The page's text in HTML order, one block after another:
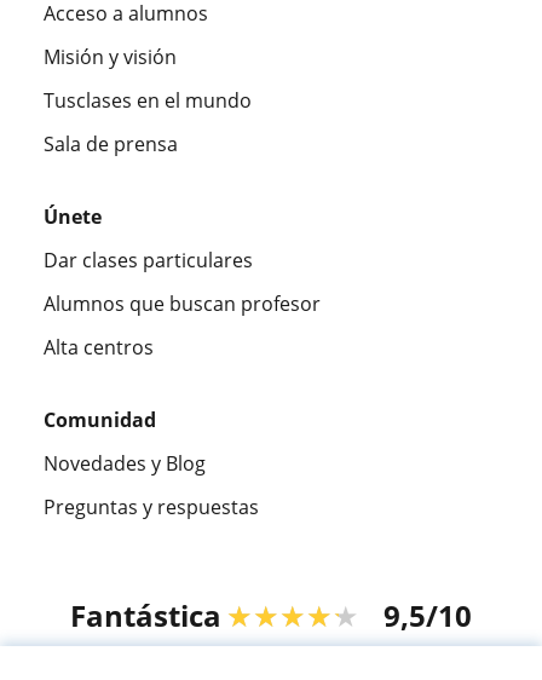
Acceso a alumnos
Misión y visión
Tusclases en el mundo
Sala de prensa
Únete
Dar clases particulares
Alumnos que buscan profesor
Alta centros
Comunidad
Novedades y Blog
Preguntas y respuestas
Fantástica ★★★★★ 9,5/10